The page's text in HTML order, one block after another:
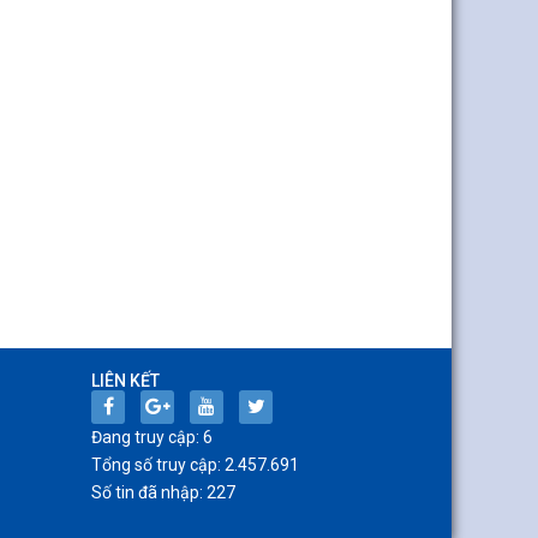
LIÊN KẾT
Đang truy cập: 6
Tổng số truy cập: 2.457.691
Số tin đã nhập: 227